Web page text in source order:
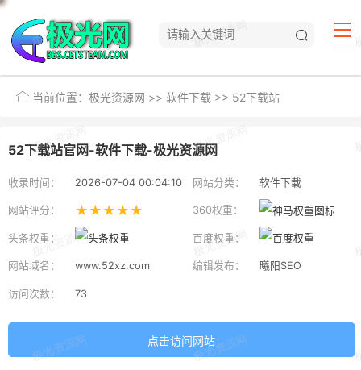
当前位置： 极光资源网 >> 软件下载 >> 52下载站
52下载站官网-软件下载-极光资源网
收录时间： 2026-07-04 00:04:10 网站分类： 软件下载
网站评分： ★★★★★ 360权重：
头条权重： 百度权重：
网站域名： www.52xz.com 编辑发布： 曦阳SEO
访问次数： 73
点击访问网站